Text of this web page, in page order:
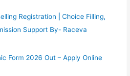
Registration | Choice Filling,
Support By- Raceva
Form 2026 Out – Apply Online